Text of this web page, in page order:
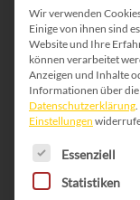
Wir verwenden
Einige von ihnen sind
Website und Ihre
können verarbeitet
Anzeigen und Inhalte
Informationen über
Datenschutzerklärung.
Einstellungen
Es folgt eine
Essenziell
Statistiken